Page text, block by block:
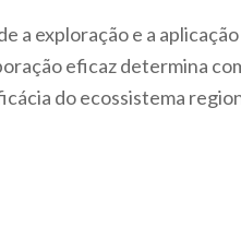
a exploração e a
eficaz determina
do ecossistema